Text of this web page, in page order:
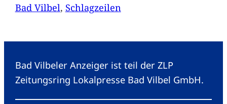
Bad Vilbel, Schlagzeilen
Bad Vilbeler Anzeiger ist teil der ZLP
Zeitungsring Lokalpresse Bad Vilbel GmbH.